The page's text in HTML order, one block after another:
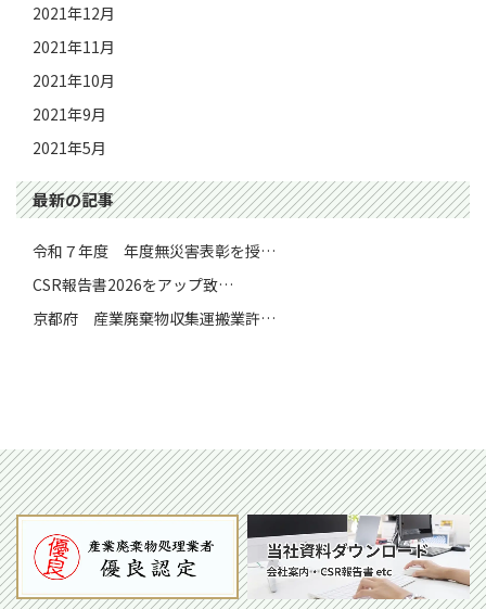
2021年12月
2021年11月
2021年10月
2021年9月
2021年5月
最新の記事
令和７年度 年度無災害表彰を授…
CSR報告書2026をアップ致…
京都府 産業廃棄物収集運搬業許…